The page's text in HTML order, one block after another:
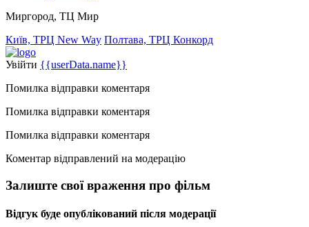
Миргород, ТЦ Мир
Київ, ТРЦ New Way Полтава, ТРЦ Конкорд
Увійти {{userData.name}}
Помилка відправки коментаря
Помилка відправки коментаря
Помилка відправки коментаря
Коментар відправлений на модерацію
Залиште свої враження про фільм
Відгук буде опублікований після модерації